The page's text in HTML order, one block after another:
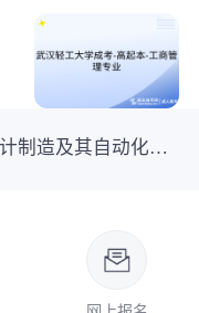
武汉轻工大学成考-专升本-机械设计制造及其自动化专业